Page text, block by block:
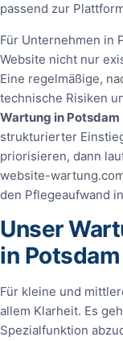
passend zur
Für Unternehmen in
Website nicht nur
Eine regelmäßige,
technische Risiken
Wartung in Potsdam
strukturierter
priorisieren, dann
website-
den Pflegeaufwand
Unser
in Potsdam
Für kleine und
allem Klarheit. Es
Spezialfunktion